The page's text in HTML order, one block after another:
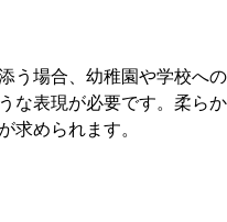
う場合、幼稚園や学校への
な表現が必要です。柔らか
求められます。